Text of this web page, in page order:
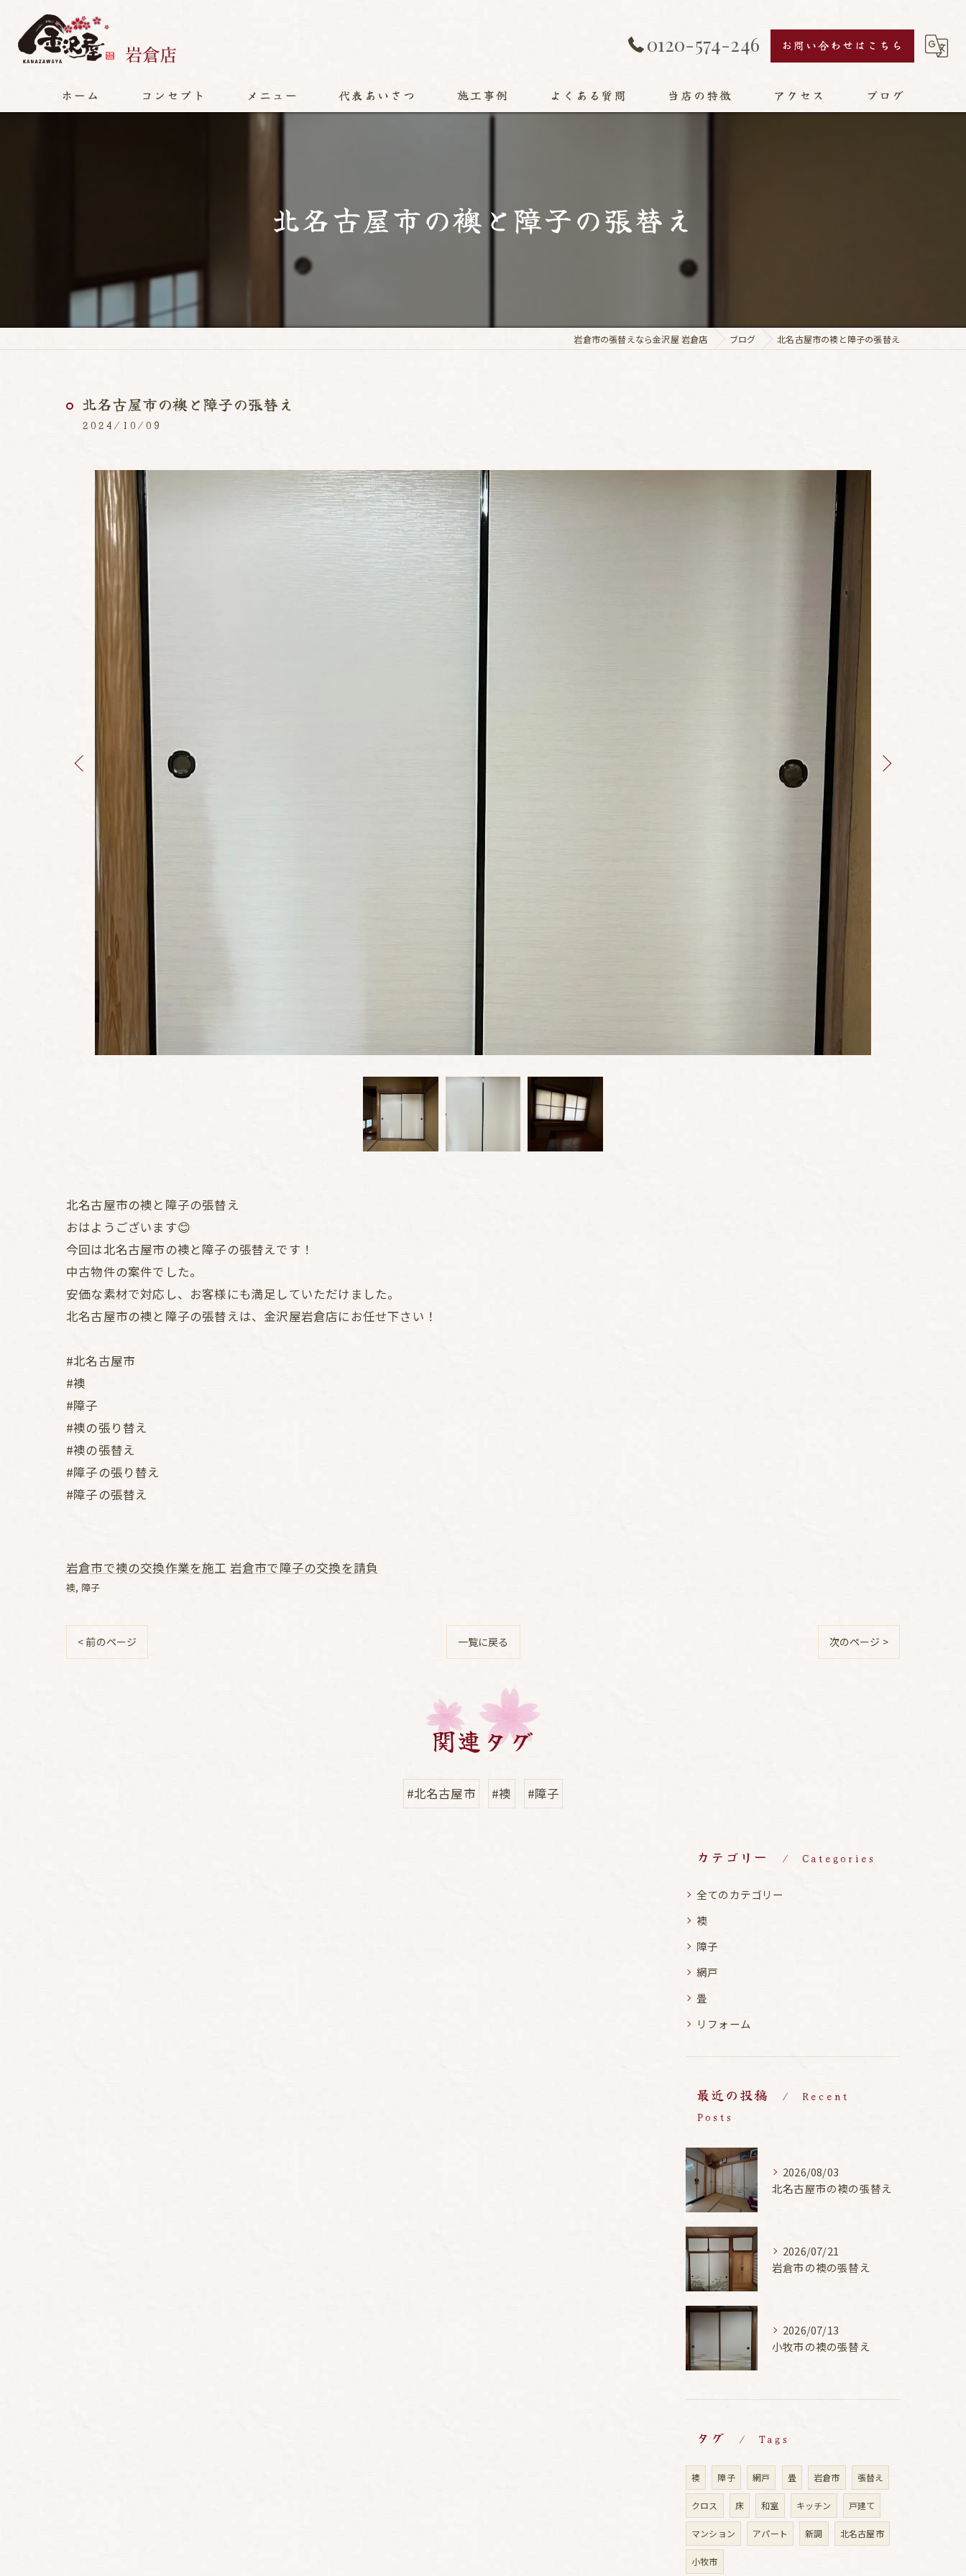
0120-574-246 お問い合わせはこちら
ホーム コンセプト メニュー 代表あいさつ 施工事例 よくある質問 当店の特徴
網戸
リフォーム
アクセス ブログ
北名古屋市の襖と障子の張替え
岩倉市の張替えなら金沢屋 岩倉店 ブログ 北名古屋市の襖と障子の張替え
北名古屋市の襖と障子の張替え
2024/10/09
北名古屋市の襖と障子の張替え
おはようございます😊
今回は北名古屋市の襖と障子の張替えです！
中古物件の案件でした。
安価な素材で対応し、お客様にも満足していただけました。
北名古屋市の襖と障子の張替えは、金沢屋岩倉店にお任せ下さい！
#北名古屋市
#襖
#障子
#襖の張り替え
#襖の張替え
#障子の張り替え
#障子の張替え
岩倉市で襖の交換作業を施工 岩倉市で障子の交換を請負
襖 障子
< 前のページ 一覧に戻る 次のページ >
関連タグ
#北名古屋市 #襖 #障子
カテゴリー Categories
全てのカテゴリー
襖
障子
網戸
畳
リフォーム
最近の投稿
Recent
Posts
2026/08/03
北名古屋市の襖の張替え
2026/07/21
岩倉市の襖の張替え
2026/07/13
小牧市の襖の張替え
タグ Tags
襖 障子 網戸 畳 岩倉市 張替え
クロス 床 和室 キッチン 戸建て
マンション アパート 新調 北名古屋市
小牧市